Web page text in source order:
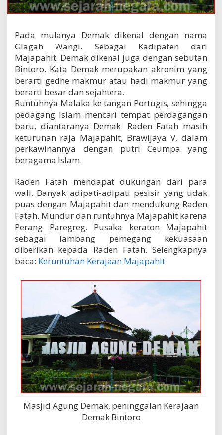
Pada mulanya Demak dikenal dengan nama
Glagah Wangi. Sebagai Kadipaten dari
Majapahit. Demak dikenal juga dengan sebutan
Bintoro. Kata Demak merupakan akronim yang
berarti gedhe makmur atau hadi makmur yang
berarti besar dan sejahtera.
Runtuhnya Malaka ke tangan Portugis, sehingga
pedagang Islam mencari tempat perdagangan
baru, diantaranya Demak. Raden Fatah masih
keturunan raja Majapahit, Brawijaya V, dalam
perkawinannya dengan putri Ceumpa yang
beragama Islam.
Raden Fatah mendapat dukungan dari para
wali. Banyak adipati-adipati pesisir yang tidak
puas dengan Majapahit dan mendukung Raden
Fatah. Mundur dan runtuhnya Majapahit karena
Perang Paregreg. Pusaka keraton Majapahit
sebagai lambang pemegang kekuasaan
diberikan kepada Raden Fatah. Selengkapnya
baca: Keruntuhan Kerajaan Majapahit
Masjid Agung Demak, peninggalan Kerajaan
Demak Bintoro